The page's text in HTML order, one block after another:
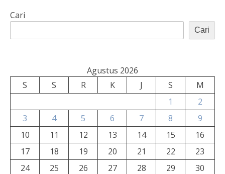
Cari
Cari
Agustus 2026
S
S R K J S
M
1
2
3
4 5 6 7 8
9
10
11 12 13 14 15
16
17
18 19 20 21 22
23
24
25 26 27 28 29
30